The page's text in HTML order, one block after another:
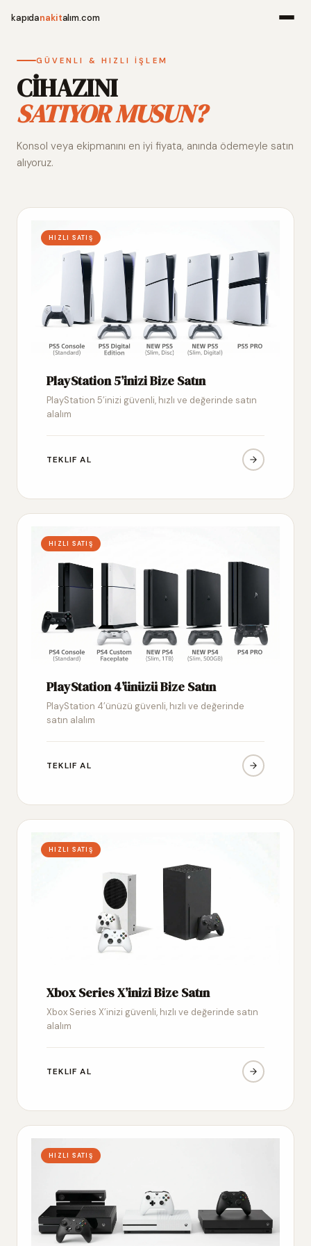
kapıdanakitalım.com
Alım
GÜVENLI & HIZLI İŞLEM
CİHAZINI
SATIYOR MUSUN?
Konsol veya ekipmanını en iyi fiyata, anında ödemeyle satın
alıyoruz.
HIZLI SATIŞ
PlayStation 5’inizi Bize Satın
PlayStation 5’inizi güvenli, hızlı ve değerinde satın
alalım
TEKLIF AL
HIZLI SATIŞ
PlayStation 4’ünüzü Bize Satın
PlayStation 4’ünüzü güvenli, hızlı ve değerinde
satın alalım
TEKLIF AL
HIZLI SATIŞ
Xbox Series X’inizi Bize Satın
Xbox Series X’inizi güvenli, hızlı ve değerinde satın
alalım
TEKLIF AL
HIZLI SATIŞ